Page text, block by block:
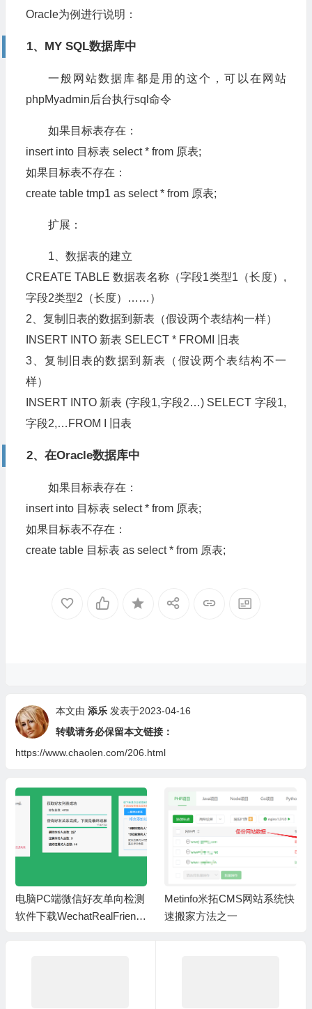
Oracle为例进行说明：
1、MY SQL数据库中
一般网站数据库都是用的这个，可以在网站
phpMyadmin后台执行sql命令
如果目标表存在：
insert into 目标表 select * from 原表;
如果目标表不存在：
create table tmp1 as select * from 原表;
扩展：
1、数据表的建立
CREATE TABLE 数据表名称（字段1类型1（长度）,
字段2类型2（长度）……）
2、复制旧表的数据到新表（假设两个表结构一样）
INSERT INTO 新表 SELECT * FROMI 旧表
3、复制旧表的数据到新表（假设两个表结构不一
样）
INSERT INTO 新表 (字段1,字段2…) SELECT 字段1,
字段2,…FROM I 旧表
2、在Oracle数据库中
如果目标表存在：
insert into 目标表 select * from 原表;
如果目标表不存在：
create table 目标表 as select * from 原表;
本文由 添乐 发表于2023-04-16
转载请务必保留本文链接：
https://www.chaolen.com/206.html
电脑PC端微信好友单向检测
软件下载WechatRealFriends
Metinfo米拓CMS网站系统快
速搬家方法之一